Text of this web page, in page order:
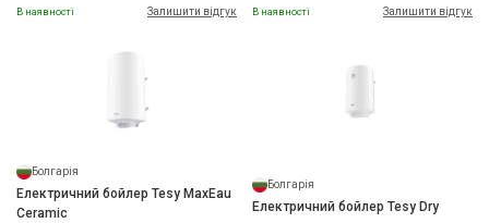
В наявності Залишити відгук
Болгарія
Електричний бойлер Tesy MaxEau
Ceramic
В наявності Залишити відгук
Болгарія
Електричний бойлер Tesy Dry